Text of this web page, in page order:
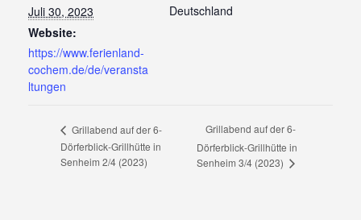
Juli 30, 2023
Website:
https://www.ferienland-
cochem.de/de/veransta
ltungen
Deutschland
Grillabend auf der 6-
Dörferblick-Grillhütte in
Senheim 2/4 (2023)
Grillabend auf der 6-
Dörferblick-Grillhütte in
Senheim 3/4 (2023)